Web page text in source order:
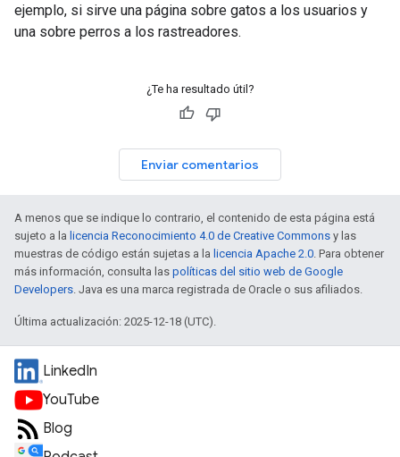
ejemplo, si sirve una página sobre gatos a los usuarios y
una sobre perros a los rastreadores.
¿Te ha resultado útil?
Enviar comentarios
A menos que se indique lo contrario, el contenido de esta página está
sujeto a la licencia Reconocimiento 4.0 de Creative Commons y las
muestras de código están sujetas a la licencia Apache 2.0 . Para obtener
más información, consulta las políticas del sitio web de Google
Developers . Java es una marca registrada de Oracle o sus afiliados.
Última actualización: 2025-12-18 (UTC).
LinkedIn
YouTube
Blog